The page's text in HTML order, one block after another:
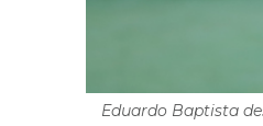
Eduardo Baptista